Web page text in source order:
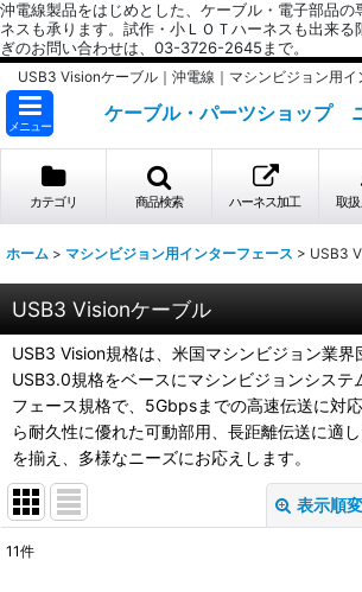
沖電線製品をはじめとした、ケーブル・電子部品の
ネスも承ります。試作・小ＬＯＴハーネスも出来る
ぎのお問い合わせは、03-3726-2645まで。
USB3 Visionケーブル｜沖電線｜マシンビジョン用
メニュー
ケーブル・パーツショップ
カテゴリ 商品検索 ハーネス加工 取
ホーム > マシンビジョン用インターフェース > USB3
USB3 Visionケーブル
USB3 Vision規格は、米国マシンビジョン業界
USB3.0規格をベースにマシンビジョンシステ
フェース規格で、5Gbpsまでの高速伝送に対
ら耐久性に優れた可動部用、長距離伝送に適
を揃え、多様なニーズにお応えします。
表示順
11件